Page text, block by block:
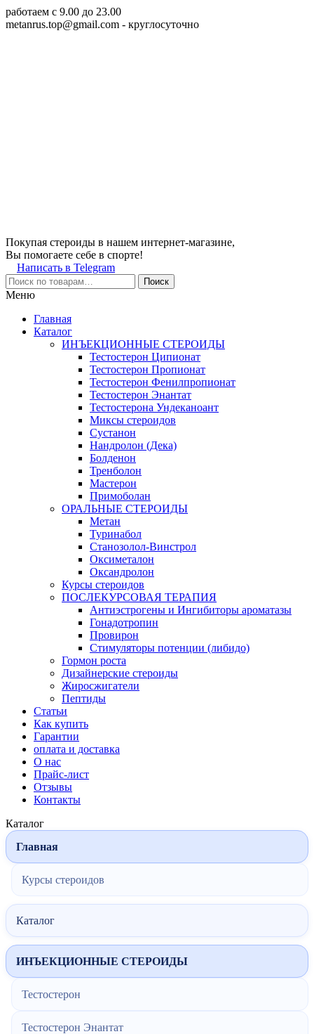
работаем c 9.00 до 23.00
metanrus.top@gmail.com - круглосуточно
Покупая стероиды в нашем интернет-магазине,
Вы помогаете себе в спорте!
Написать в Telegram
Поиск
Меню
Главная
Каталог
ИНЪЕКЦИОННЫЕ СТЕРОИДЫ
Тестостерон Ципионат
Тестостерон Пропионат
Тестостерон Фенилпропионат
Тестостерон Энантат
Тестостерона Ундеканоант
Миксы стероидов
Сустанон
Нандролон (Дека)
Болденон
Тренболон
Мастерон
Примоболан
ОРАЛЬНЫЕ СТЕРОИДЫ
Метан
Туринабол
Станозолол-Винстрол
Оксиметалон
Оксандролон
Курсы стероидов
ПОСЛЕКУРСОВАЯ ТЕРАПИЯ
Антиэстрогены и Ингибиторы ароматазы
Гонадотропин
Провирон
Стимуляторы потенции (либидо)
Гормон роста
Дизайнерские стероиды
Жиросжигатели
Пептиды
Статьи
Как купить
Гарантии
оплата и доставка
О нас
Прайс-лист
Отзывы
Контакты
Каталог
Главная
Курсы стероидов
Каталог
ИНЪЕКЦИОННЫЕ СТЕРОИДЫ
Тестостерон
Тестостерон Энантат